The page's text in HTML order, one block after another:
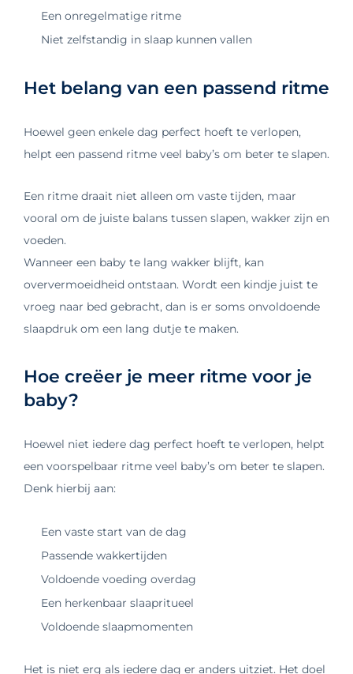
Een onregelmatige ritme
Niet zelfstandig in slaap kunnen vallen
Het belang van een passend ritme
Hoewel geen enkele dag perfect hoeft te verlopen,
helpt een passend ritme veel baby’s om beter te slapen.
Een ritme draait niet alleen om vaste tijden, maar
vooral om de juiste balans tussen slapen, wakker zijn en
voeden.
Wanneer een baby te lang wakker blijft, kan
oververmoeidheid ontstaan. Wordt een kindje juist te
vroeg naar bed gebracht, dan is er soms onvoldoende
slaapdruk om een lang dutje te maken.
Hoe creëer je meer ritme voor je
baby?
Hoewel niet iedere dag perfect hoeft te verlopen, helpt
een voorspelbaar ritme veel baby’s om beter te slapen.
Denk hierbij aan:
Een vaste start van de dag
Passende wakkertijden
Voldoende voeding overdag
Een herkenbaar slaapritueel
Voldoende slaapmomenten
Het is niet erg als iedere dag er anders uitziet. Het doel